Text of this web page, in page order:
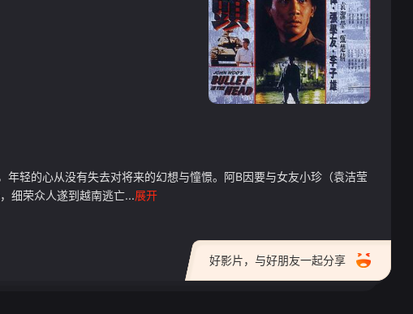
轻的心从没有失去对将来的幻想与憧憬。阿B因要与女友小珍（袁洁莹
细荣众人遂到越南逃亡...展开
好影片，与好朋友一起分享